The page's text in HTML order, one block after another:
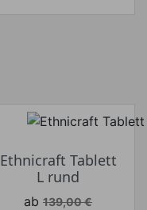
Ethnicraft Tablett
L rund
Verkaufspreis
ab 139,00 €